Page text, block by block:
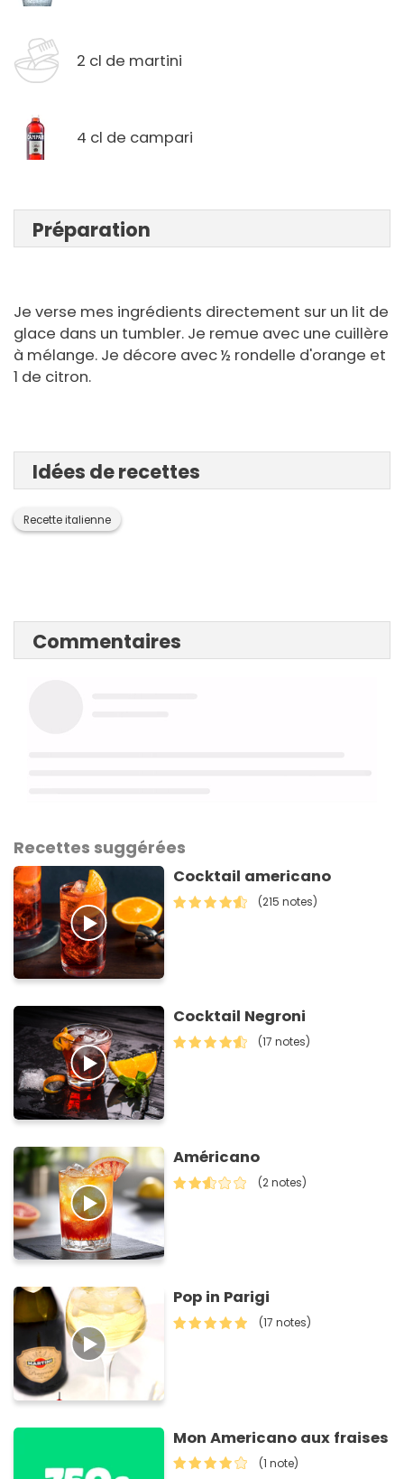
2 cl de martini
4 cl de campari
Préparation
Je verse mes ingrédients directement sur un lit de
glace dans un tumbler. Je remue avec une cuillère
à mélange. Je décore avec ½ rondelle d'orange et
1 de citron.
Idées de recettes
Recette italienne
Commentaires
Recettes suggérées
Cocktail americano
(215 notes)
Cocktail Negroni
(17 notes)
Américano
(2 notes)
Pop in Parigi
(17 notes)
Mon Americano aux fraises
(1 note)